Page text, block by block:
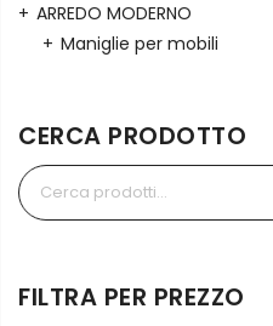
ARREDO MODERNO
Maniglie per mobili
CERCA PRODOTTO
FILTRA PER PREZZO